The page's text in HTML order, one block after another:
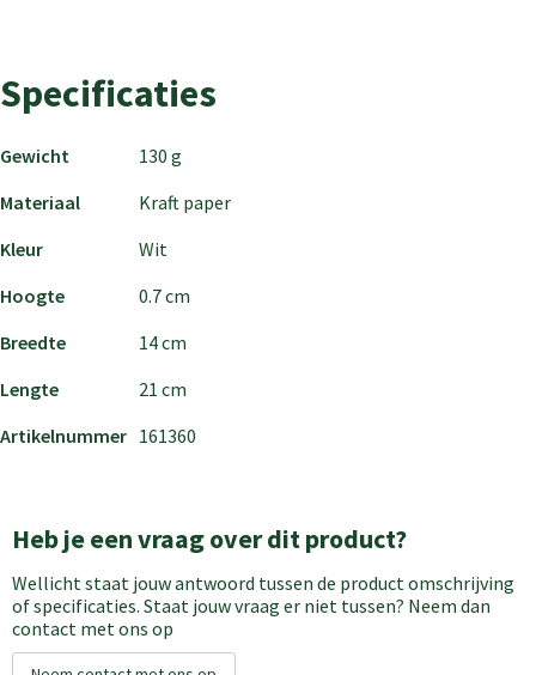
Specificaties
Gewicht
130 g
Materiaal
Kraft paper
Kleur
Wit
Hoogte
0.7 cm
Breedte
14 cm
Lengte
21 cm
Artikelnummer 161360
Heb je een vraag over dit product?
Wellicht staat jouw antwoord tussen de product omschrijving
of specificaties. Staat jouw vraag er niet tussen? Neem dan
contact met ons op